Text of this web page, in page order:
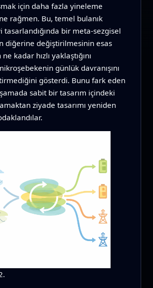
için daha fazla yineleme
rağmen. Bu, temel bulanık
bir meta-sezgisel
diğerine değiştirilmesinin esas
kadar hızlı yaklaştığını
günlük davranışını
gösterdi. Bunu fark eden
sabit bir tasarım içindeki
ziyade tasarımı yeniden